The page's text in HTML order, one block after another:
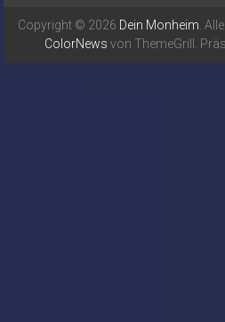
Copyright © 2026 Dein Monheim .
ColorNews von ThemeGrill.